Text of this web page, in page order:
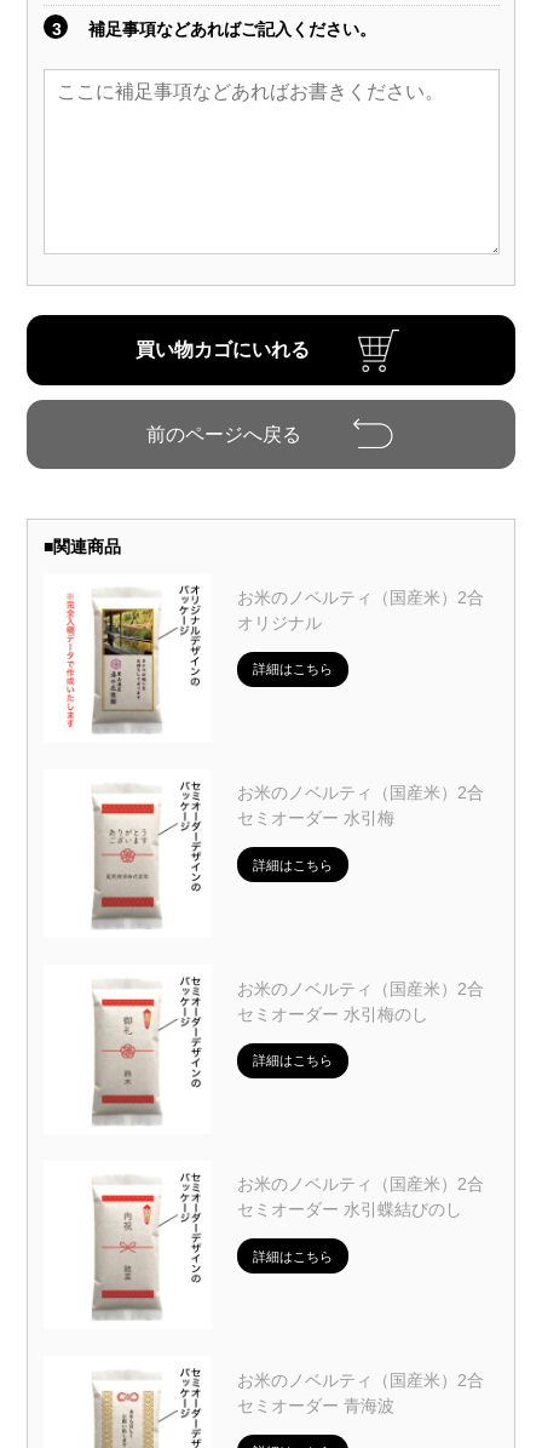
3 補足事項などあればご記入ください。
■関連商品
お米のノベルティ（国産米）2合
オリジナル
詳細はこちら
お米のノベルティ（国産米）2合
セミオーダー 水引梅
詳細はこちら
お米のノベルティ（国産米）2合
セミオーダー 水引梅のし
詳細はこちら
お米のノベルティ（国産米）2合
セミオーダー 水引蝶結びのし
詳細はこちら
お米のノベルティ（国産米）2合
セミオーダー 青海波